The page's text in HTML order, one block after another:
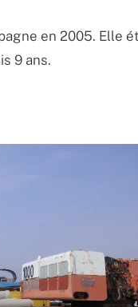
en 2005. Elle
9 ans.